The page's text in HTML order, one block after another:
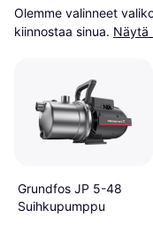
Olemme valinneet
kiinnostaa sinua. Näytä
Grundfos JP 5-48
Suihkupumppu